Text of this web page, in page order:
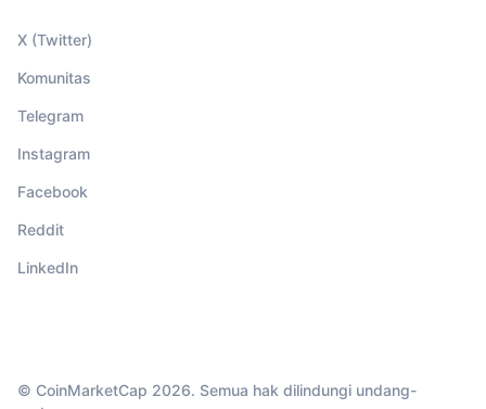
X (Twitter)
Komunitas
Telegram
Instagram
Facebook
Reddit
LinkedIn
© CoinMarketCap 2026. Semua hak dilindungi undang-